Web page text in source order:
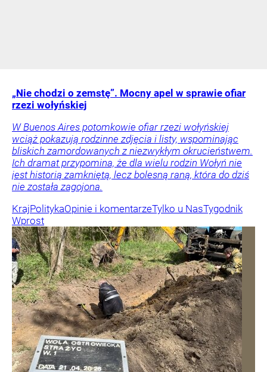
„Nie chodzi o zemstę”. Mocny apel w sprawie ofiar
rzezi wołyńskiej
W Buenos Aires potomkowie ofiar rzezi wołyńskiej
wciąż pokazują rodzinne zdjęcia i listy, wspominając
bliskich zamordowanych z niezwykłym okrucieństwem.
Ich dramat przypomina, że dla wielu rodzin Wołyń nie
jest historią zamkniętą, lecz bolesną raną, która do dziś
nie została zagojona.
KrajPolitykaOpinie i komentarzeTylko u NasTygodnik
Wprost